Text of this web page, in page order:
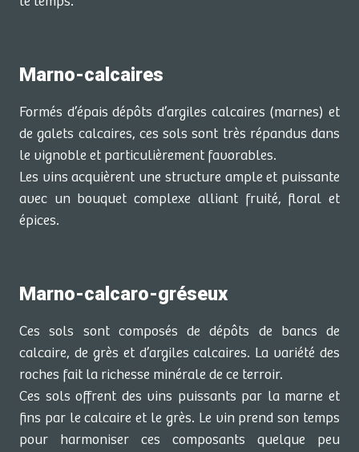
Marno-calcaires
Formés d’épais dépôts d’argiles calcaires (marnes) et
de galets calcaires, ces sols sont très répandus dans
le vignoble et particulièrement favorables.
Les vins acquièrent une structure ample et puissante
avec un bouquet complexe alliant fruité, floral et
épices.
Marno-calcaro-gréseux
Ces sols sont composés de dépôts de bancs de
calcaire, de grès et d’argiles calcaires. La variété des
roches fait la richesse minérale de ce terroir.
Ces sols offrent des vins puissants par la marne et
fins par le calcaire et le grès. Le vin prend son temps
pour harmoniser ces composants quelque peu